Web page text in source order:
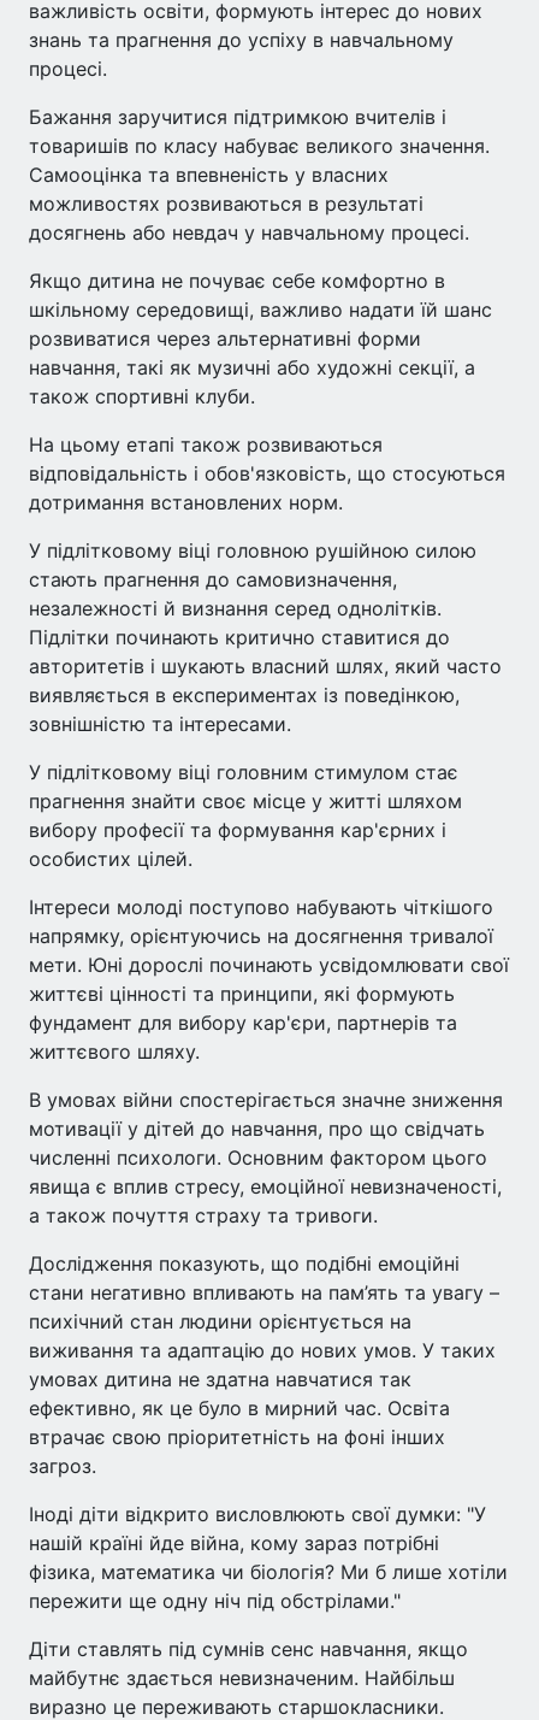
важливість освіти, формують інтерес до нових
знань та прагнення до успіху в навчальному
процесі.
Бажання заручитися підтримкою вчителів і
товаришів по класу набуває великого значення.
Самооцінка та впевненість у власних
можливостях розвиваються в результаті
досягнень або невдач у навчальному процесі.
Якщо дитина не почуває себе комфортно в
шкільному середовищі, важливо надати їй шанс
розвиватися через альтернативні форми
навчання, такі як музичні або художні секції, а
також спортивні клуби.
На цьому етапі також розвиваються
відповідальність і обов'язковість, що стосуються
дотримання встановлених норм.
У підлітковому віці головною рушійною силою
стають прагнення до самовизначення,
незалежності й визнання серед однолітків.
Підлітки починають критично ставитися до
авторитетів і шукають власний шлях, який часто
виявляється в експериментах із поведінкою,
зовнішністю та інтересами.
У підлітковому віці головним стимулом стає
прагнення знайти своє місце у житті шляхом
вибору професії та формування кар'єрних і
особистих цілей.
Інтереси молоді поступово набувають чіткішого
напрямку, орієнтуючись на досягнення тривалої
мети. Юні дорослі починають усвідомлювати свої
життєві цінності та принципи, які формують
фундамент для вибору кар'єри, партнерів та
життєвого шляху.
В умовах війни спостерігається значне зниження
мотивації у дітей до навчання, про що свідчать
численні психологи. Основним фактором цього
явища є вплив стресу, емоційної невизначеності,
а також почуття страху та тривоги.
Дослідження показують, що подібні емоційні
стани негативно впливають на пам’ять та увагу –
психічний стан людини орієнтується на
виживання та адаптацію до нових умов. У таких
умовах дитина не здатна навчатися так
ефективно, як це було в мирний час. Освіта
втрачає свою пріоритетність на фоні інших
загроз.
Іноді діти відкрито висловлюють свої думки: "У
нашій країні йде війна, кому зараз потрібні
фізика, математика чи біологія? Ми б лише хотіли
пережити ще одну ніч під обстрілами."
Діти ставлять під сумнів сенс навчання, якщо
майбутнє здається невизначеним. Найбільш
виразно це переживають старшокласники.